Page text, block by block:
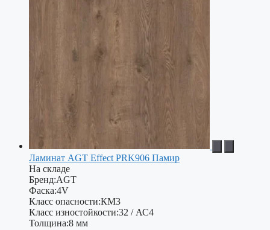
Ламинат AGT Effect PRK906 Памир
На складе
Бренд:AGT
Фаска:4V
Класс опасности:КМ3
Класс изностойкости:32 / АС4
Толщина:8 мм